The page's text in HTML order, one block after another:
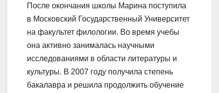
После окончания школы Марина поступила
в Московский Государственный Университет
на факультет филологии. Во время учебы
она активно занималась научными
исследованиями в области литературы и
культуры. В 2007 году получила степень
бакалавра и решила продолжить обучение